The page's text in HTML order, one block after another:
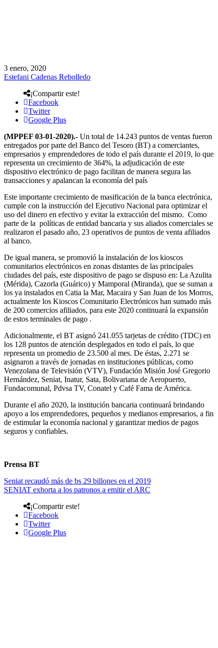
3 enero, 2020
Estefani Cadenas Rebolledo
¡Compartir este!
Facebook
Twitter
Google Plus
(MPPEF 03-01-2020).- Un total de 14.243 puntos de ventas fueron
entregados por parte del Banco del Tesoro (BT) a comerciantes,
empresarios y emprendedores de todo el país durante el 2019, lo que
representa un crecimiento de 364%, la adjudicación de este
dispositivo electrónico de pago facilitan de manera segura las
transacciones y apalancan la economía del país
Este importante crecimiento de masificación de la banca electrónica,
cumple con la instrucción del Ejecutivo Nacional para optimizar el
uso del dinero en efectivo y evitar la extracción del mismo. Como
parte de la políticas de entidad bancaria y sus aliados comerciales se
realizaron el pasado año, 23 operativos de puntos de venta afiliados
al banco.
De igual manera, se promovió la instalación de los kioscos
comunitarios electrónicos en zonas distantes de las principales
ciudades del país, este dispositivo de pago se dispuso en: La Azulita
(Mérida), Cazorla (Guárico) y Mamporal (Miranda), que se suman a
los ya instalados en Catia la Mar, Macaira y San Juan de los Morros,
actualmente los Kioscos Comunitario Electrónicos han sumado más
de 200 comercios afiliados, para este 2020 continuará la expansión
de estos terminales de pago .
Adicionalmente, el BT asignó 241.055 tarjetas de crédito (TDC) en
los 128 puntos de atención desplegados en todo el país, lo que
representa un promedio de 23.500 al mes. De éstas, 2.271 se
asignaron a través de jornadas en instituciones públicas, como
Venezolana de Televisión (VTV), Fundación Misión José Gregorio
Hernández, Seniat, Inatur, Sata, Bolivariana de Aeropuerto,
Fundacomunal, Pdvsa TV, Conatel y Café Fama de América.
Durante el año 2020, la institución bancaria continuará brindando
apoyo a los emprendedores, pequeños y medianos empresarios, a fin
de estimular la economía nacional y garantizar medios de pagos
seguros y confiables.
Prensa BT
Seniat recaudó más de bs 29 billones en el 2019
SENIAT exhorta a los patronos a emitir el ARC
¡Compartir este!
Facebook
Twitter
Google Plus